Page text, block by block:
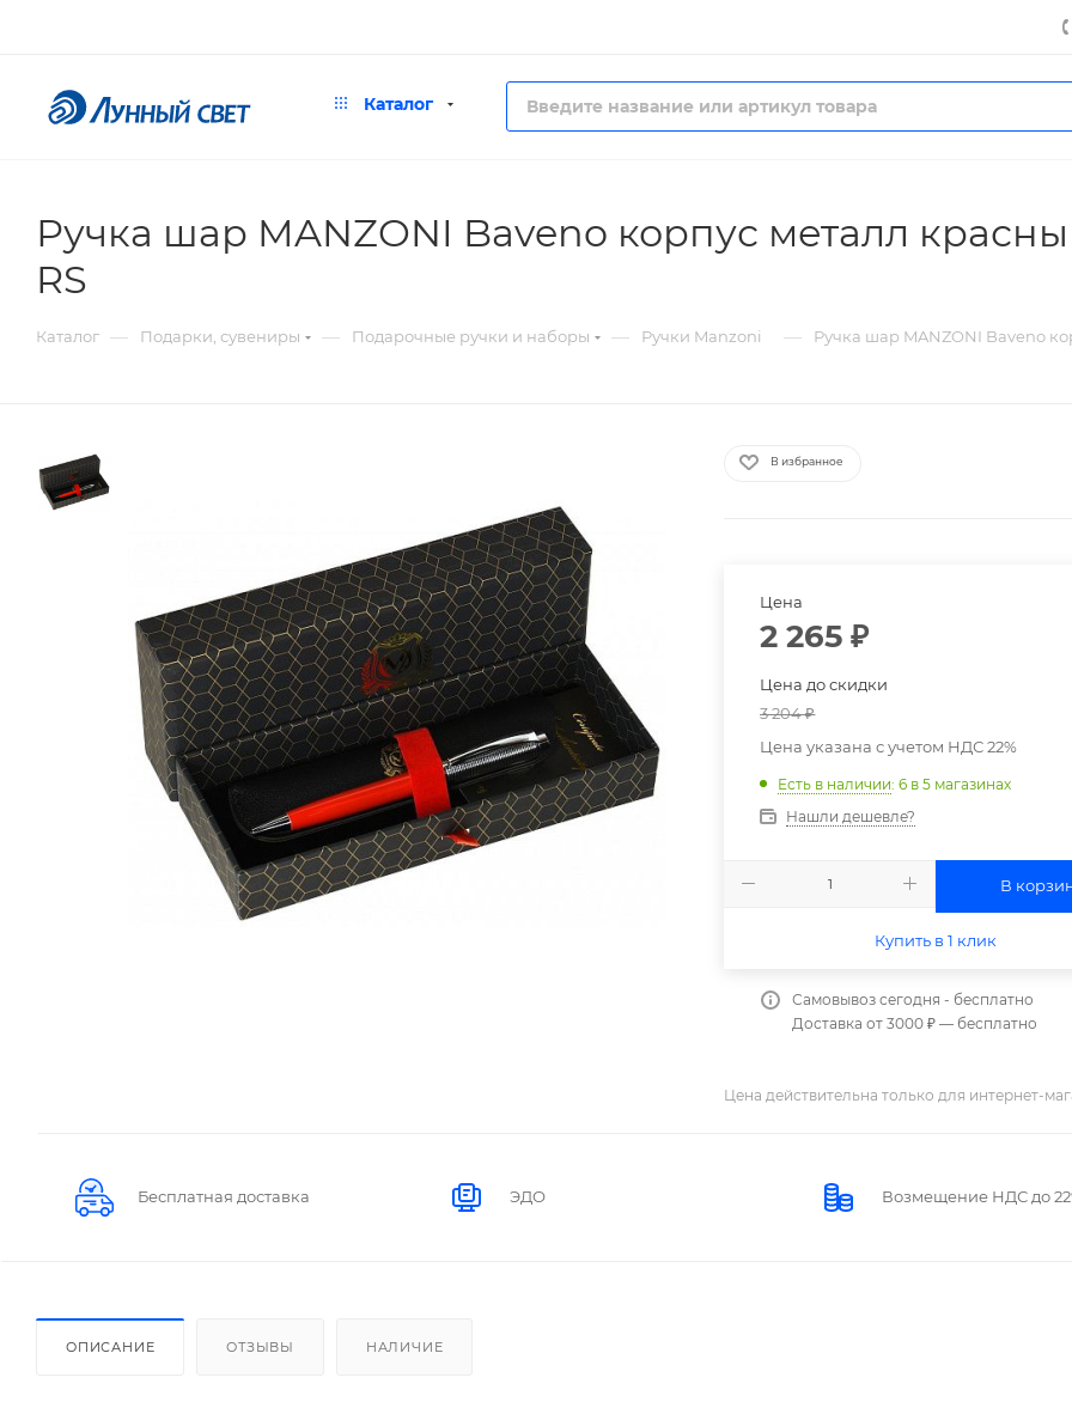
Каталог
Ручка шар MANZONI Baveno корпус металл
RS
Каталог — Подарки, сувениры — Подарочные ручки и наборы — Ручки Manzoni — Ручка шар MANZONI Baveno
В избранное
Цена
2 265 ₽
Цена до скидки
3 204₽
Цена указана с учетом НДС 22%
Есть в наличии: 6 в 5 магазинах
Нашли дешевле?
В
Купить в 1 клик
Самовывоз сегодня - бесплатно
Доставка от 3000 ₽ — бесплатно
Цена действительна только для интернет-
Бесплатная доставка ЭДО Возмещение НДС до
ОПИСАНИЕ ОТЗЫВЫ НАЛИЧИЕ